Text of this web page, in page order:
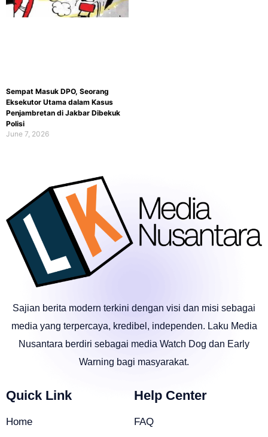
Sempat Masuk DPO, Seorang
Eksekutor Utama dalam Kasus
Penjambretan di Jakbar Dibekuk
Polisi
June 7, 2026
Sajian berita modern terkini dengan visi dan misi sebagai
media yang terpercaya, kredibel, independen. Laku Media
Nusantara berdiri sebagai media Watch Dog dan Early
Warning bagi masyarakat.
Quick Link
Home
Help Center
FAQ